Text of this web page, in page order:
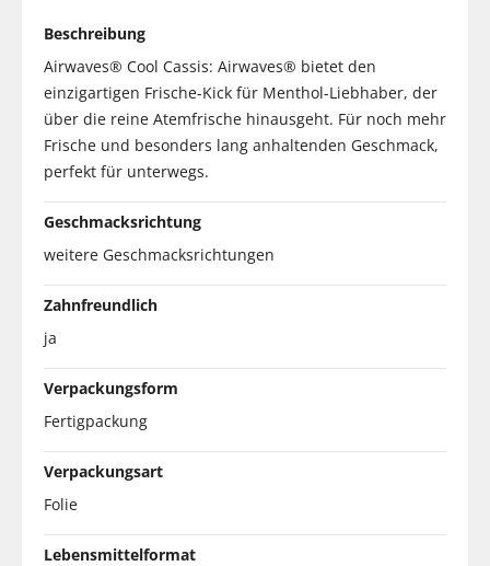
Beschreibung
Airwaves® Cool Cassis: Airwaves® bietet den
einzigartigen Frische-Kick für Menthol-Liebhaber, der
über die reine Atemfrische hinausgeht. Für noch mehr
Frische und besonders lang anhaltenden Geschmack,
perfekt für unterwegs.
Geschmacksrichtung
weitere Geschmacksrichtungen
Zahnfreundlich
ja
Verpackungsform
Fertigpackung
Verpackungsart
Folie
Lebensmittelformat